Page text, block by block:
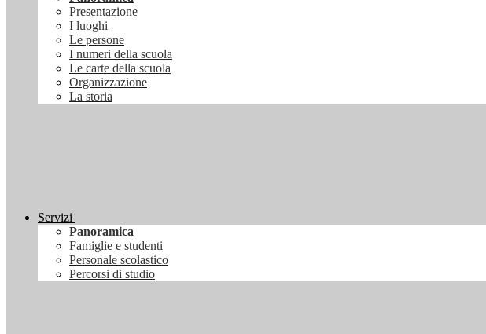
Presentazione
I luoghi
Le persone
I numeri della scuola
Le carte della scuola
Organizzazione
La storia
Servizi
Panoramica
Famiglie e studenti
Personale scolastico
Percorsi di studio